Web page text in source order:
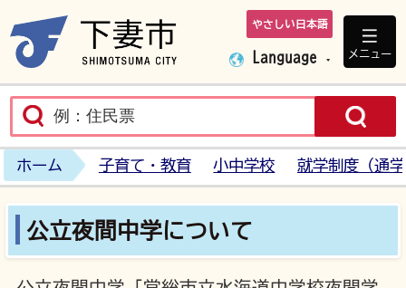
下妻市ホームペ
やさしい日本語
Language メニュー
ホーム 子育て・教育 小中学校 就学制度（通
公立夜間中学について